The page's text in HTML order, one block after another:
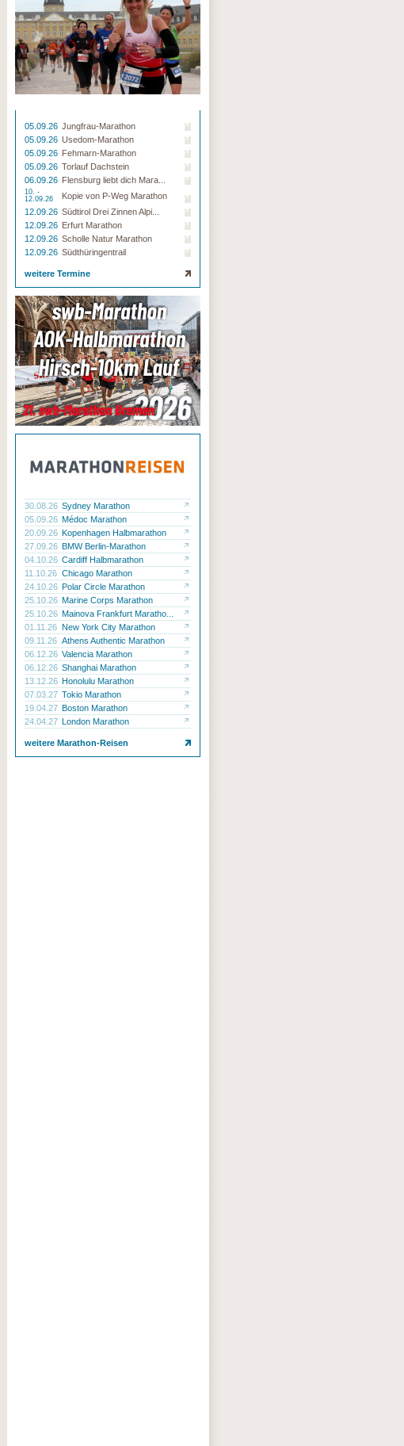
05.09.26 Jungfrau-Marathon
05.09.26 Usedom-Marathon
05.09.26 Fehmarn-Marathon
05.09.26 Torlauf Dachstein
06.09.26 Flensburg liebt dich Mara...
10. -
12.09.26
Kopie von P-Weg Marathon
12.09.26 Südtirol Drei Zinnen Alpi...
12.09.26 Erfurt Marathon
12.09.26 Scholle Natur Marathon
12.09.26 Südthüringentrail
weitere Termine
30.08.26 Sydney Marathon
05.09.26 Médoc Marathon
20.09.26 Kopenhagen Halbmarathon
27.09.26 BMW Berlin-Marathon
04.10.26 Cardiff Halbmarathon
11.10.26 Chicago Marathon
24.10.26 Polar Circle Marathon
25.10.26 Marine Corps Marathon
25.10.26 Mainova Frankfurt Maratho...
01.11.26 New York City Marathon
09.11.26 Athens Authentic Marathon
06.12.26 Valencia Marathon
06.12.26 Shanghai Marathon
13.12.26 Honolulu Marathon
07.03.27 Tokio Marathon
19.04.27 Boston Marathon
24.04.27 London Marathon
weitere Marathon-Reisen